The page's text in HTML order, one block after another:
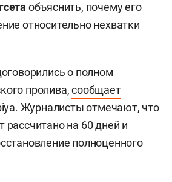
объяснить, почему его
относительно нехватки
о полном
пролива,сообщает
Журналисты отмечают, что
рассчитано на 60 дней и
полноценного